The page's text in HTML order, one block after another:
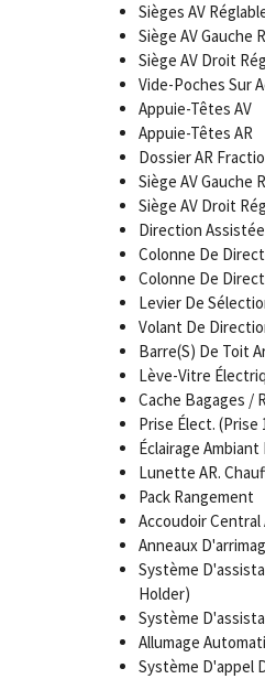
Sièges AV
Siège AV Gauche
Siège AV Droit
Vide-Poches Sur
Appuie-Têtes AV
Appuie-Têtes AR
Dossier AR
Siège AV Gauche
Siège AV Droit
Direction Assistée
Colonne De
Colonne De
Levier De
Volant De
Barre(S) De Toit
Lève-Vitre
Cache Bagages /
Prise Élect. (Prise
Éclairage Ambiant
Lunette AR.
Pack Rangement
Accoudoir Central
Anneaux
Système
Holder)
Système
Allumage
Système D'appel